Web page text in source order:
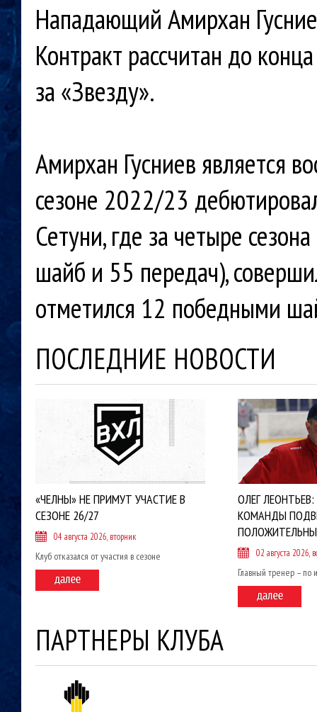
Нападающий Амирхан
Контракт рассчитан до
за «Звезду».
Амирхан Гусниев является
сезоне 2022/23
Сетуни, где за четыре
шайб и 55 передач),
отметился 12 победными
ПОСЛЕДНИЕ НОВОСТИ
«ЧЕЛНЫ» НЕ ПРИМУТ УЧАСТИЕ В
СЕЗОНЕ 26/27
04 августа 2026, вторник
Клуб отказался от участия в сезоне
ОЛЕГ
КОМАНДЫ
02 августа 2026,
Главный тренер – по
ПАРТНЕРЫ КЛУБА